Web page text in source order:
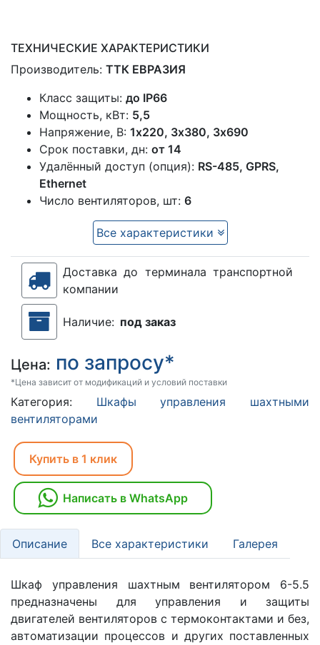
ТЕХНИЧЕСКИЕ ХАРАКТЕРИСТИКИ
Производитель: ТТК ЕВРАЗИЯ
Класс защиты: до IP66
Мощность, кВт: 5,5
Напряжение, В: 1x220, 3х380, 3х690
Срок поставки, дн: от 14
Удалённый доступ (опция): RS-485, GPRS,
Ethernet
Число вентиляторов, шт: 6
Все характеристики
Доставка до терминала транспортной
компании
Наличие: под заказ
Цена: по запросу*
*Цена зависит от модификаций и условий поставки
Категория: Шкафы управления шахтными
вентиляторами
Купить в 1 клик
Написать в WhatsApp
Описание Все характеристики Галерея
Шкаф управления шахтным вентилятором 6-5.5
предназначены для управления и защиты
двигателей вентиляторов с термоконтактами и без,
автоматизации процессов и других поставленных